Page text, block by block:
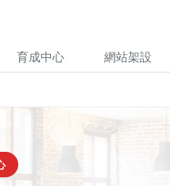
育成中心 網站架設